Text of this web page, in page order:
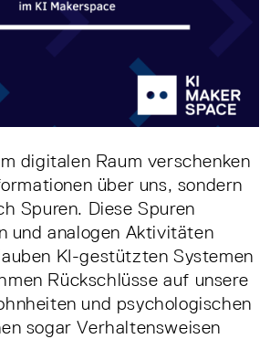
digitalen Raum verschenken
über uns, sondern
Spuren. Diese Spuren
und analogen Aktivitäten
KI-gestützten Systemen
Rückschlüsse auf unsere
und psychologischen
sogar Verhaltensweisen